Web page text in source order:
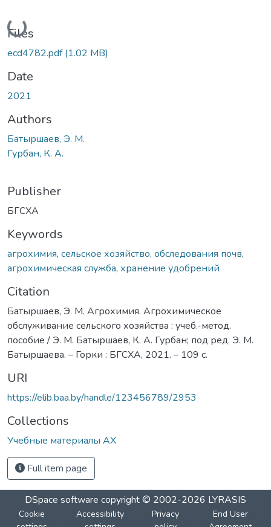
Loading...
Files
ecd4782.pdf(1.02 MB)
Date
2021
Authors
Батыршаев, Э. М.
Гурбан, К. А.
Publisher
БГСХА
Keywords
агрохимия, сельское хозяйство, обследования почв,
агрохимическая служба, хранение удобрений
Citation
Батыршаев, Э. М. Агрохимия. Агрохимическое
обслуживание сельского хозяйства : учеб.-метод.
пособие / Э. М. Батыршаев, К. А. Гурбан; под ред. Э. М.
Батыршаева. – Горки : БГСХА, 2021. – 109 с.
URI
https://elib.baa.by/handle/123456789/2953
Collections
Учебные материалы АХ
Full item page
DSpace software copyright © 2002-2026 LYRASIS
Cookie
Accessibility
Privacy
End User